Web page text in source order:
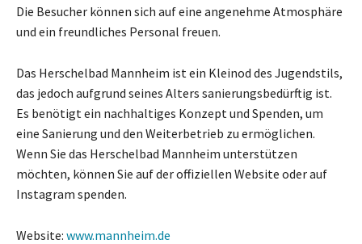
Die Besucher können sich auf eine angenehme Atmosphäre
und ein freundliches Personal freuen.
Das Herschelbad Mannheim ist ein Kleinod des Jugendstils,
das jedoch aufgrund seines Alters sanierungsbedürftig ist.
Es benötigt ein nachhaltiges Konzept und Spenden, um
eine Sanierung und den Weiterbetrieb zu ermöglichen.
Wenn Sie das Herschelbad Mannheim unterstützen
möchten, können Sie auf der offiziellen Website oder auf
Instagram spenden.
Website: www.mannheim.de